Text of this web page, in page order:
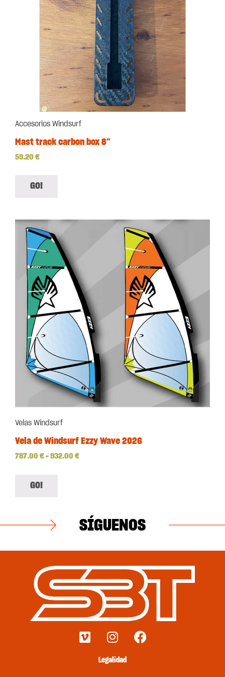
Accesorios Windsurf
Mast track carbon box 8″
59.20 €
GO!
Velas Windsurf
Vela de Windsurf Ezzy Wave 2026
787.00 € – 932.00 €
GO!
SÍGUENOS
Legalidad